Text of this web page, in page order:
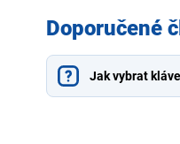
Doporučené
Jak vybrat